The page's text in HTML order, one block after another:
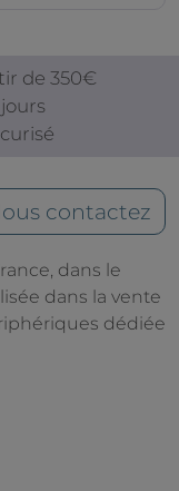
de 350€
contactez
dans le
dans la vente
dédiée